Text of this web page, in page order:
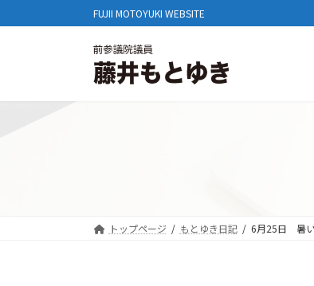
ン
へ
ビ
ョ
FUJII MOTOYUKI WEBSITE
トップページ もとゆき日記 6月25日 暑い